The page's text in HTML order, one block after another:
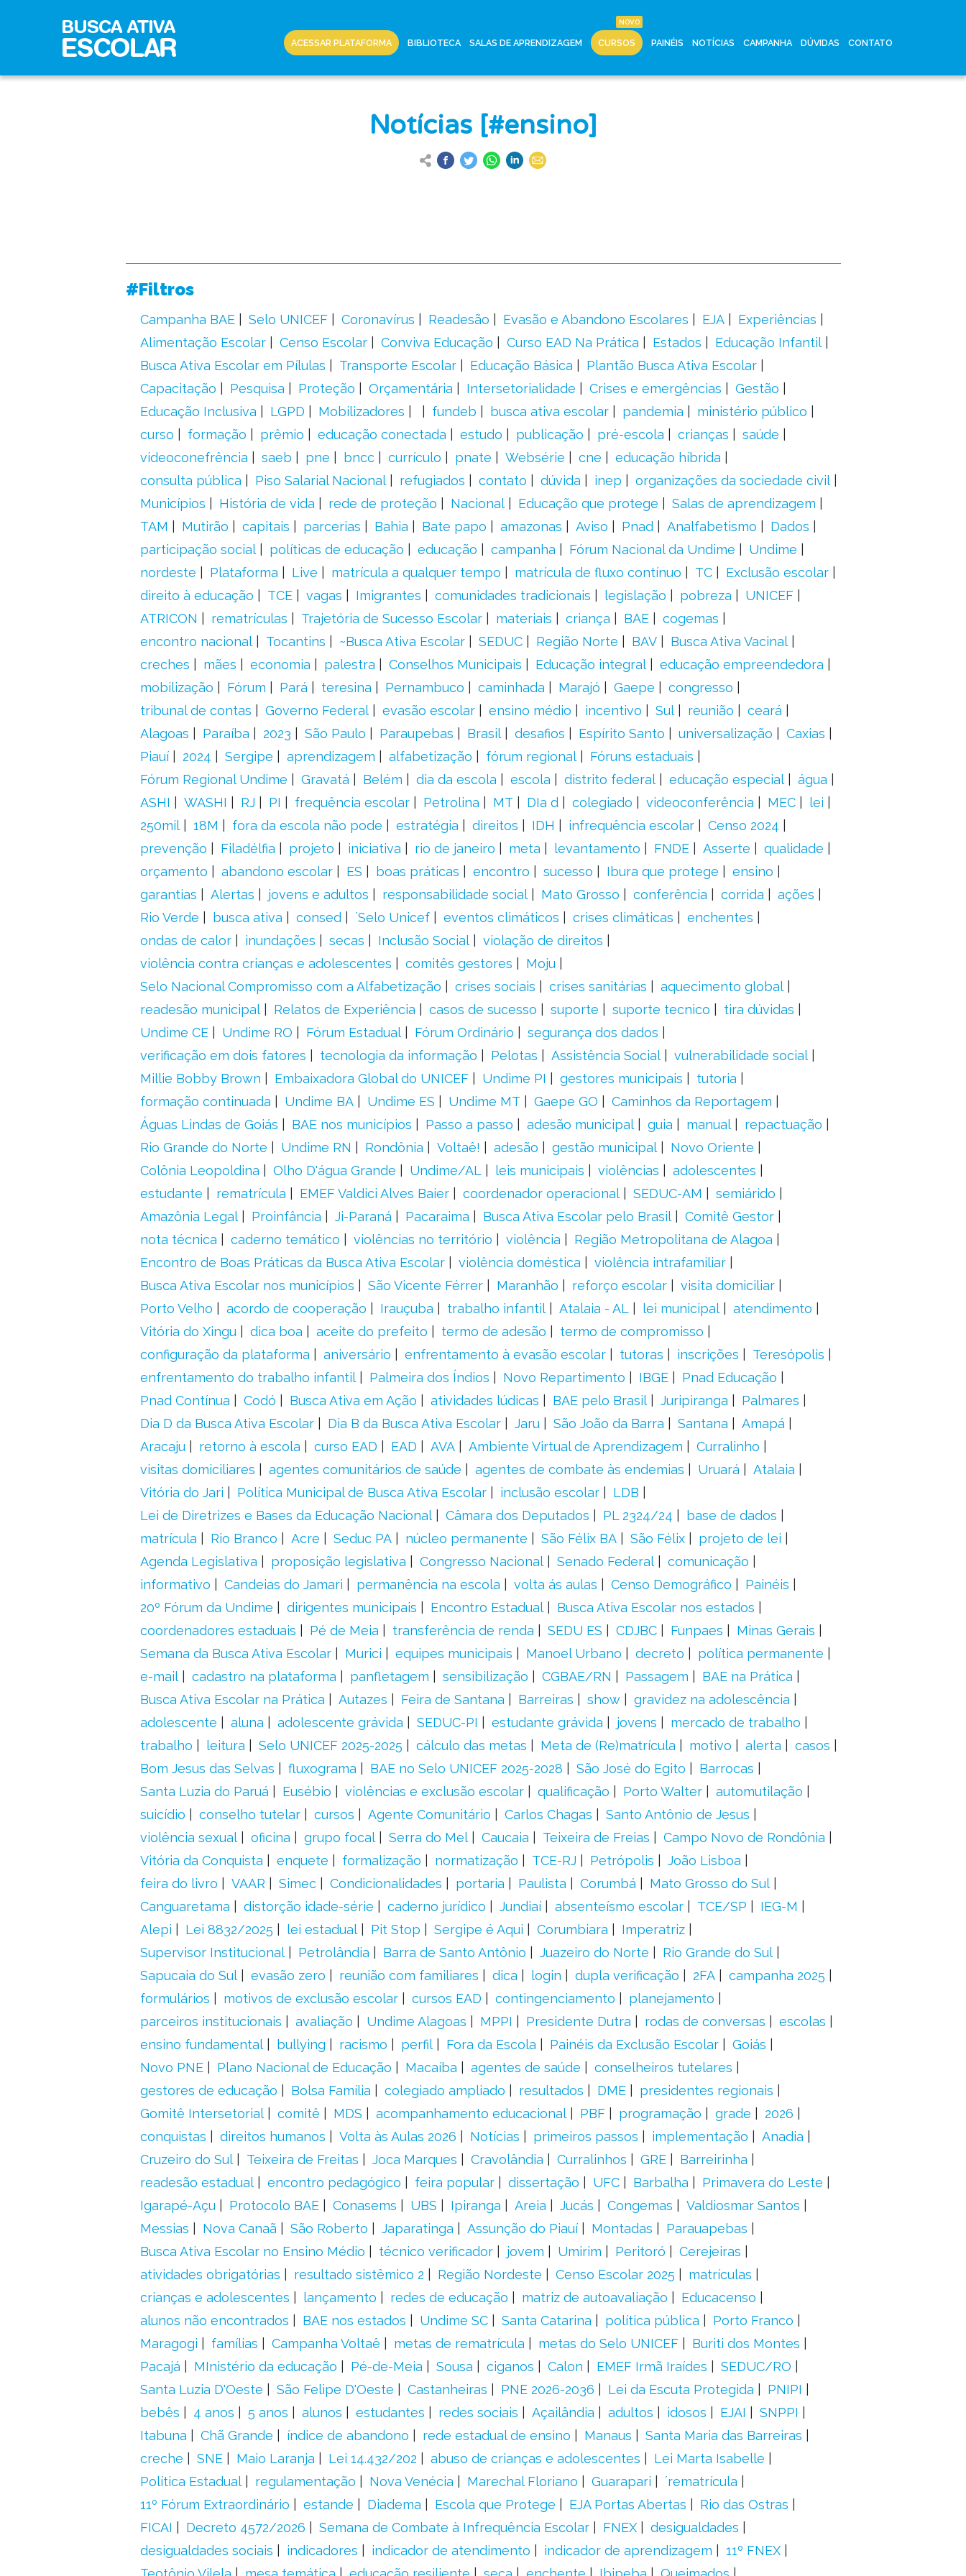
ACESSAR PLATAFORMA BIBLIOTECA SALAS DE APRENDIZAGEM CURSOS PAINÉIS NOTÍCIAS CAMPANHA DÚVIDAS CONTATO
Notícias [#ensino]
#Filtros
Campanha BAE Selo UNICEF Coronavírus Readesão Evasão e Abandono Escolares EJA
Experiências
Alimentação Escolar
Censo Escolar Conviva Educação Curso EAD Na Prática Estados
Educação Infantil
Busca Ativa Escolar em Pílulas
Transporte Escolar Educação Básica
Plantão Busca Ativa Escolar
Capacitação
Pesquisa Proteção Orçamentária Intersetorialidade Crises e emergências
Gestão
Educação Inclusiva
LGPD Mobilizadores fundeb busca ativa escolar pandemia
ministério público
curso
formação prêmio educação conectada estudo publicação pré-escola crianças
saúde
videoconefrência
saeb pne bncc currículo pnate Websérie cne
educação híbrida
consulta pública
Piso Salarial Nacional refugiados contato dúvida inep
organizações da sociedade civil
Municípios
História de vida rede de proteção Nacional Educação que protege
Salas de aprendizagem
TAM
Mutirão capitais parcerias Bahia Bate papo amazonas Aviso Pnad Analfabetismo
Dados
participação social
políticas de educação educação campanha Fórum Nacional da Undime
Undime
nordeste
Plataforma Live matrícula a qualquer tempo matrícula de fluxo contínuo TC
Exclusão escolar
direito à educação
TCE vagas Imigrantes comunidades tradicionais legislação pobreza
UNICEF
ATRICON
rematrículas Trajetória de Sucesso Escolar materiais criança BAE
cogemas
encontro nacional
Tocantins ~Busca Ativa Escolar SEDUC Região Norte BAV
Busca Ativa Vacinal
creches
mães economia palestra Conselhos Municipais Educação integral
educação empreendedora
mobilização
Fórum Pará teresina Pernambuco caminhada Marajó Gaepe
congresso
tribunal de contas
Governo Federal evasão escolar ensino médio incentivo Sul reunião
ceará
Alagoas
Paraíba 2023 São Paulo Paraupebas Brasil desafios Espírito Santo universalização
Caxias
Piauí
2024 Sergipe aprendizagem alfabetização fórum regional
Fóruns estaduais
Fórum Regional Undime
Gravatá Belém dia da escola escola distrito federal educação especial
água
ASHI
WASHI RJ PI frequência escolar Petrolina MT DIa d colegiado videoconferência MEC
lei
250mil
18M fora da escola não pode estratégia direitos IDH infrequência escolar
Censo 2024
prevenção
Filadélfia projeto iniciativa rio de janeiro meta levantamento FNDE Asserte
qualidade
orçamento
abandono escolar ES boas práticas encontro sucesso Ibura que protege
ensino
garantias
Alertas jovens e adultos responsabilidade social Mato Grosso conferência corrida
ações
Rio Verde
busca ativa consed ´Selo Unicef eventos climáticos crises climáticas
enchentes
ondas de calor
inundações secas Inclusão Social
violação de direitos
violência contra crianças e adolescentes
comitês gestores
Moju
Selo Nacional Compromisso com a Alfabetização
crises sociais crises sanitárias
aquecimento global
readesão municipal
Relatos de Experiência casos de sucesso suporte suporte tecnico
tira dúvidas
Undime CE
Undime RO Fórum Estadual Fórum Ordinário
segurança dos dados
verificação em dois fatores
tecnologia da informação Pelotas Assistência Social
vulnerabilidade social
Millie Bobby Brown
Embaixadora Global do UNICEF Undime PI gestores municipais
tutoria
formação continuada
Undime BA Undime ES Undime MT Gaepe GO
Caminhos da Reportagem
Águas Lindas de Goiás
BAE nos municípios Passo a passo adesão municipal guia manual
repactuação
Rio Grande do Norte
Undime RN Rondônia Voltaê! adesão gestão municipal
Novo Oriente
Colônia Leopoldina
Olho D'água Grande Undime/AL leis municipais violências
adolescentes
estudante
rematrícula EMEF Valdici Alves Baier coordenador operacional SEDUC-AM
semiárido
Amazônia Legal
Proinfância Ji-Paraná Pacaraima Busca Ativa Escolar pelo Brasil
Comitê Gestor
nota técnica
caderno temático violências no território violência
Região Metropolitana de Alagoa
Encontro de Boas Práticas da Busca Ativa Escolar
violência doméstica
violência intrafamiliar
Busca Ativa Escolar nos municípios
São Vicente Férrer Maranhão reforço escolar
visita domiciliar
Porto Velho
acordo de cooperação Irauçuba trabalho infantil Atalaia - AL lei municipal
atendimento
Vitória do Xingu
dica boa aceite do prefeito termo de adesão
termo de compromisso
configuração da plataforma
aniversário enfrentamento à evasão escolar tutoras inscrições
Teresópolis
enfrentamento do trabalho infantil
Palmeira dos Índios Novo Repartimento IBGE
Pnad Educação
Pnad Contínua
Codó Busca Ativa em Ação atividades lúdicas BAE pelo Brasil Juripiranga
Palmares
Dia D da Busca Ativa Escolar
Dia B da Busca Ativa Escolar Jaru São João da Barra Santana
Amapá
Aracaju
retorno à escola curso EAD EAD AVA Ambiente Virtual de Aprendizagem
Curralinho
visitas domiciliares
agentes comunitários de saúde agentes de combate às endemias Uruará
Atalaia
Vitória do Jari
Política Municipal de Busca Ativa Escolar inclusão escolar
LDB
Lei de Diretrizes e Bases da Educação Nacional
Câmara dos Deputados PL 2324/24
base de dados
matrícula
Rio Branco Acre Seduc PA núcleo permanente São Félix BA São Félix
projeto de lei
Agenda Legislativa
proposição legislativa Congresso Nacional Senado Federal
comunicação
informativo
Candeias do Jamari permanência na escola volta ás aulas Censo Demográfico
Painéis
20º Fórum da Undime
dirigentes municipais Encontro Estadual
Busca Ativa Escolar nos estados
coordenadores estaduais
Pé de Meia transferência de renda SEDU ES CDJBC Funpaes
Minas Gerais
Semana da Busca Ativa Escolar
Murici equipes municipais Manoel Urbano decreto
política permanente
e-mail
cadastro na plataforma panfletagem sensibilização CGBAE/RN Passagem
BAE na Prática
Busca Ativa Escolar na Prática
Autazes Feira de Santana Barreiras show
gravidez na adolescência
adolescente
aluna adolescente grávida SEDUC-PI estudante grávida jovens
mercado de trabalho
trabalho
leitura Selo UNICEF 2025-2025 cálculo das metas Meta de (Re)matrícula motivo alerta
casos
Bom Jesus das Selvas
fluxograma BAE no Selo UNICEF 2025-2028 São José do Egito
Barrocas
Santa Luzia do Paruá
Eusébio violências e exclusão escolar qualificação Porto Walter
automutilação
suicídio
conselho tutelar cursos Agente Comunitário Carlos Chagas
Santo Antônio de Jesus
violência sexual
oficina grupo focal Serra do Mel Caucaia Teixeira de Freias
Campo Novo de Rondônia
Vitória da Conquista
enquete formalização normatização TCE-RJ Petrópolis
João Lisboa
feira do livro
VAAR Simec Condicionalidades portaria Paulista Corumbá
Mato Grosso do Sul
Canguaretama
distorção idade-série caderno jurídico Jundiaí absenteísmo escolar TCE/SP
IEG-M
Alepi
Lei 8832/2025 lei estadual Pit Stop Sergipe é Aqui Corumbiara
Imperatriz
Supervisor Institucional
Petrolândia Barra de Santo Antônio Juazeiro do Norte
Rio Grande do Sul
Sapucaia do Sul
evasão zero reunião com familiares dica login dupla verificação 2FA
campanha 2025
formulários
motivos de exclusão escolar cursos EAD contingenciamento
planejamento
parceiros institucionais
avaliação Undime Alagoas MPPI Presidente Dutra rodas de conversas
escolas
ensino fundamental
bullying racismo perfil Fora da Escola Painéis da Exclusão Escolar
Goiás
Novo PNE
Plano Nacional de Educação Macaíba agentes de saúde
conselheiros tutelares
gestores de educação
Bolsa Família colegiado ampliado resultados DME
presidentes regionais
Gomitê Intersetorial
comitê MDS acompanhamento educacional PBF programação grade
2026
conquistas
direitos humanos Volta às Aulas 2026 Notícias primeiros passos implementação
Anadia
Cruzeiro do Sul
Teixeira de Freitas Joca Marques Cravolândia Curralinhos GRE
Barreirinha
readesão estadual
encontro pedagógico feira popular dissertação UFC Barbalha
Primavera do Leste
Igarapé-Açu
Protocolo BAE Conasems UBS Ipiranga Areia Jucás Congemas
Valdiosmar Santos
Messias
Nova Canaã São Roberto Japaratinga Assunção do Piauí Montadas
Parauapebas
Busca Ativa Escolar no Ensino Médio
técnico verificador jovem Umirim Peritoró
Cerejeiras
atividades obrigatórias
resultado sistêmico 2 Região Nordeste Censo Escolar 2025
matrículas
crianças e adolescentes
lançamento redes de educação matriz de autoavaliação
Educacenso
alunos não encontrados
BAE nos estados Undime SC Santa Catarina política pública
Porto Franco
Maragogi
famílias Campanha Voltaê metas de rematrícula metas do Selo UNICEF
Buriti dos Montes
Pacajá
MInistério da educação Pé-de-Meia Sousa ciganos Calon EMEF Irmã Iraídes
SEDUC/RO
Santa Luzia D'Oeste
São Felipe D'Oeste Castanheiras PNE 2026-2036 Lei da Escuta Protegida
PNIPI
bebês
4 anos 5 anos alunos estudantes redes sociais Açailândia adultos idosos EJAI
SNPPI
Itabuna
Chã Grande índice de abandono rede estadual de ensino Manaus
Santa Maria das Barreiras
creche
SNE Maio Laranja Lei 14.432/202 abuso de crianças e adolescentes
Lei Marta Isabelle
Política Estadual
regulamentação Nova Venécia Marechal Floriano Guarapari
´rematrícula
11º Fórum Extraordinário
estande Diadema Escola que Protege EJA Portas Abertas
Rio das Ostras
FICAI
Decreto 4572/2026 Semana de Combate à Infrequência Escolar FNEX
desigualdades
desigualdades sociais
indicadores indicador de atendimento indicador de aprendizagem
11º FNEX